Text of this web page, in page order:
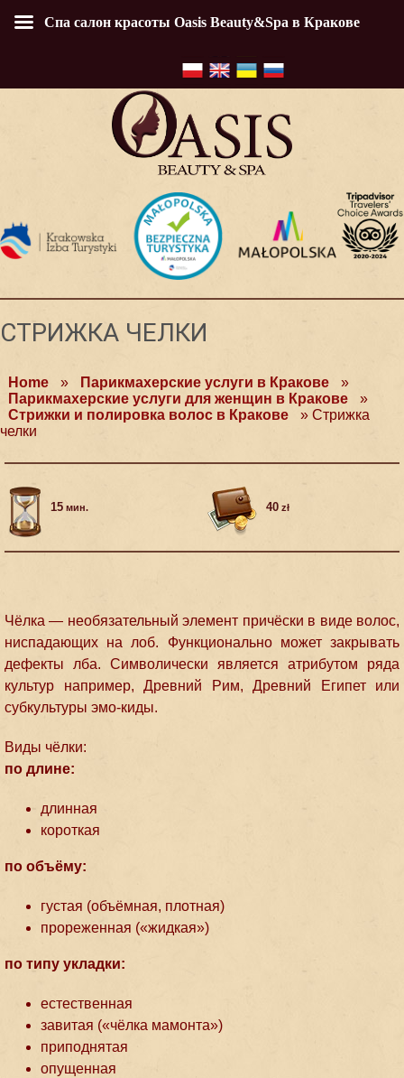
СТРИЖКА ЧЕЛКИ
Home » Парикмахерские услуги в Кракове
»
Парикмахерские услуги для женщин в Кракове
»
Стрижки и полировка волос в Кракове
» Стрижка
челки
15 мин. 40 zł
Чёлка — необязательный элемент причёски в виде волос,
ниспадающих на лоб. Функционально может закрывать
дефекты лба. Символически является атрибутом ряда
культур например, Древний Рим, Древний Египет или
субкультуры эмо-киды.
Виды чёлки:
по длине:
длинная
короткая
по объёму:
густая (объёмная, плотная)
прореженная («жидкая»)
по типу укладки:
естественная
завитая («чёлка мамонта»)
приподнятая
опущенная
Спа салон красоты Oasis Beauty&Spa в Кракове